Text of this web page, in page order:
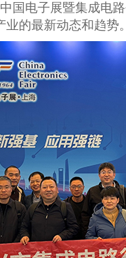
国电子展暨集成电
业的最新动态和趋